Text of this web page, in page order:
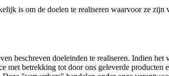
is om de doelen te realiseren waarvoor ze
beschreven doeleinden te realiseren. Indien
met betrekking tot door ons geleverde